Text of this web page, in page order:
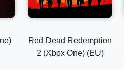
Red Dead Redemption
2 (Xbox One) (EU)